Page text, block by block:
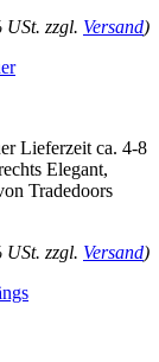
zzgl. Versand)
Lieferzeit ca. 4-8
Elegant,
Tradedoors
zzgl. Versand)